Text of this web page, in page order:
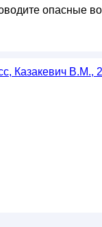
опасные
Казакевич В.М.,